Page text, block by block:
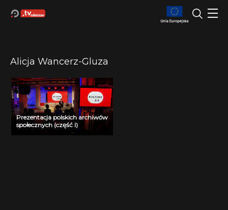
Alicja Wancerz-Gluza
Prezentacja polskich archiwów
społecznych (część I)